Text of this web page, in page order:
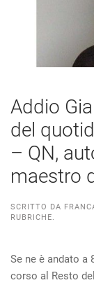
Addio
del
– QN,
maestro
SCRITTO DA
RUBRICHE
Se ne è andato a
corso al Resto